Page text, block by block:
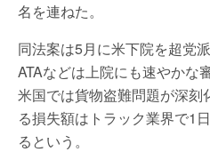
名を連ねた。
同法案は5月に米下院を超党
ATAなどは上院にも速やかな
米国では貨物盗難問題が深刻
る損失額はトラック業界で1
るという。